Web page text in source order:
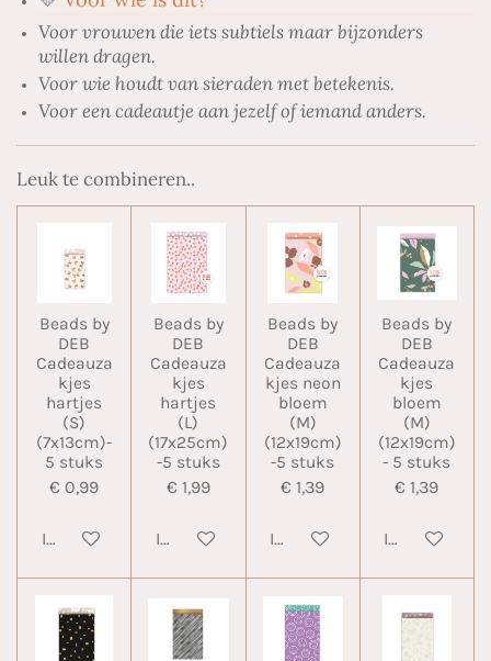
Voor vrouwen die iets subtiels maar bijzonders
willen dragen.
Voor wie houdt van sieraden met betekenis.
Voor een cadeautje aan jezelf of iemand anders.
Leuk te combineren..
Beads by
DEB
Cadeauza
kjes
hartjes
(S)
(7x13cm)-
5 stuks
€ 0,99
In winkelwagen
Beads by
DEB
Cadeauza
kjes
hartjes
(L)
(17x25cm)
-5 stuks
€ 1,99
In winkelwagen
Beads by
DEB
Cadeauza
kjes neon
bloem
(M)
(12x19cm)
-5 stuks
€ 1,39
In winkelwagen
Beads by
DEB
Cadeauza
kjes
bloem
(M)
(12x19cm)
- 5 stuks
€ 1,39
In